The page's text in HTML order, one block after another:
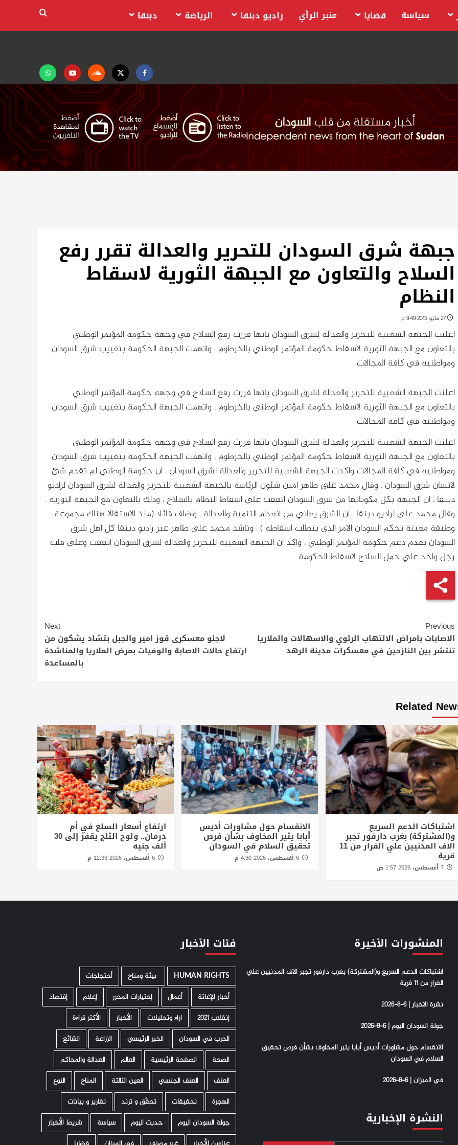
Facebook
Twitter
Soundcloud
Youtubeتابعنا
على
واتساب
سياسة قضايا منبر الرأي راديو دبنقا الرياضة دبنقا
جبهة شرق السودان للتحرير والعدالة تقرر رفع
السلاح والتعاون مع الجبهة الثورية لاسقاط
النظام
27 مايو، 2013 9:49 م
اعلنت الجبهة الشعبية للتحرير والعدالة لشرق السودان بانها قررت رفع السلاح في وجهه حكومة المؤتمر الوطني
بالتعاون مع الجبهة الثورية لاسقاط حكومة المؤتمر الوطني بالخرطوم ، واتهمت الجبهة الحكومة بتغييب شرق السودان
ومواطنيه في كافة المجالات
اعلنت الجبهة الشعبية للتحرير والعدالة لشرق السودان بانها قررت رفع السلاح في وجهه حكومة المؤتمر الوطني
بالتعاون مع الجبهة الثورية لاسقاط حكومة المؤتمر الوطني بالخرطوم ، واتهمت الجبهة الحكومة بتغييب شرق السودان
ومواطنيه في كافة المجالات
اعلنت الجبهة الشعبية للتحرير والعدالة لشرق السودان بانها قررت رفع السلاح في وجهه حكومة المؤتمر الوطني
بالتعاون مع الجبهة الثورية لاسقاط حكومة المؤتمر الوطني بالخرطوم ، واتهمت الجبهة الحكومة بتغييب شرق السودان
ومواطنيه في كافة المجالات واكدت الجبهة الشعبية للتحرير والعدالة لشرق السودان ، ان حكومة الوطني لم تقدم شئ
لانسان شرق السودان . وقال محمد علي طاهر امين شئون الرئاسة بالجبهة الشعبية للتحرير والعدالة لشرق السودان لراديو
دبنقا ، ان الجبهة بكل مكوناتها من شرق السودان اتفقت على اسقاط النظام بالسلاح ، وذلك بالتعاون مع الجبهة الثورية .
وقال محمد على لراديو دبنقا ، ان الشرق يعاني من انعدام التنمية والعدالة ، واضاف قائلا (منذ الاستقالا هناك مجموعة
وطبقة معينة تحكم السودان الامر الذي يتطلب اسقاطه ) . وناشد محمد علي طاهر عبر راديو دبنقا كل اهل شرق
السودان بعدم دعم حكومة المؤتمر الوطني ، واكد ان الجبهة الشعبية للتحرير والعدالة لشرق السودان اتفقت وعلى قلب
رجل واحد علي حمل السلاح لاسقاط الحكومة
Continue
Reading
Previous
الاصابات بامراض الالتهاب الرئوي والاسهالات والملاريا
تنتشر بين النازحين في معسكرات مدينة الرهد
Next
لاجئو معسكرى قوز امير والجبل بتشاد يشكون من
ارتفاع حالات الاصابة والوفيات بمرض الملاريا والمناشدة
بالمساعدة
Related
اشتباكات الدعم السريع
و(المشتركة) بغرب دارفور تجبر
الاف المدنيين علي الفرار من 11
قرية
7 أغسطس، 2026 1:57 ص
الانقسام حول مشاورات أديس
أبابا يثير المخاوف بشأن فرص
تحقيق السلام في السودان
ارتفاع أسعار السلع في أم
درمان.. ولوح الثلج يقفز إلى 30
ألف جنيه
6 أغسطس، 2026 12:33 م
المنشورات الأخيرة
اشتباكات الدعم السريع و(المشتركة) بغرب دارفور تجبر الاف المدنيين علي
الفرار من 11 قرية
نشرة الاخبار | 6-8-2026
جولة السودان اليوم | 6-8-2026
الانقسام حول مشاورات أديس أبابا يثير المخاوف بشأن فرص تحقيق
السلام في السودان
في الميزان | 6-8-2026
النشرة الإخبارية
فئات الأخبار
HUMAN RIGHTS ­ بيئة ومناخ
أحتجاجات
أخبار الإغاثة
أعمال إختيارات المحرر إعلام
إقتصاد
إنقلاب 2021
اراء وتحليلات الأخبار
الأكثر قراءة
الحرب في السودان
الخبر الرئيسي الزراعة
الشائع
الصحة
الصفحة الرئيسية العالم
العدالة والمحاكم
العنف
العنف الجنسي العين الثالثة المناخ
النوع
الهجرة
تحقيقات تحقّق و ترند
تقارير و بيانات
جولة السودان اليوم
حديث اليوم سياسة
شريط الأخبار